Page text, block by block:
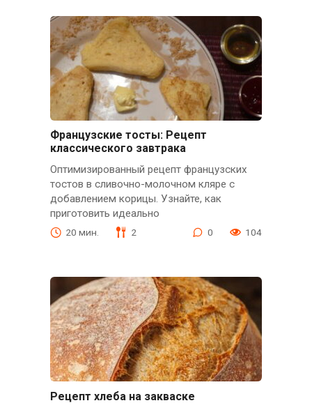
Французские тосты: Рецепт
классического завтрака
Оптимизированный рецепт французских
тостов в сливочно-молочном кляре с
добавлением корицы. Узнайте, как
приготовить идеально
20 мин. 2 0 104
Рецепт хлеба на закваске